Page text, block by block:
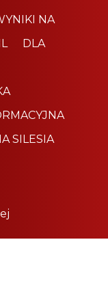
NA
DLA
SILESIA